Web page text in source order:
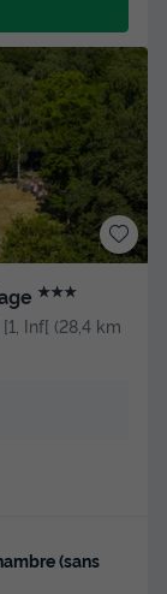
★★★
Inf[ (28,4 km
(sans